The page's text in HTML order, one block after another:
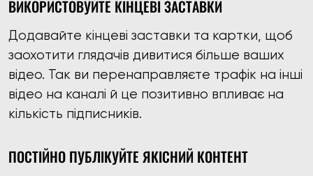
ВИКОРИСТОВУЙТЕ КІНЦЕВІ ЗАСТАВКИ
Додавайте кінцеві заставки та картки, щоб
заохотити глядачів дивитися більше ваших
відео. Так ви перенаправляєте трафік на інші
відео на каналі й це позитивно впливає на
кількість підписників.
ПОСТІЙНО ПУБЛІКУЙТЕ ЯКІСНИЙ КОНТЕНТ